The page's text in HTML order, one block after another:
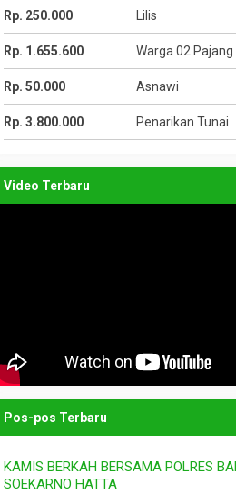
Rp. 250.000 Lilis
Rp. 1.655.600 Warga 02 Pajang
Rp. 50.000 Asnawi
Rp. 3.800.000 Penarikan Tunai
Video Terbaru
Pos-pos Terbaru
KAMIS BERKAH BERSAMA POLRES
SOEKARNO HATTA